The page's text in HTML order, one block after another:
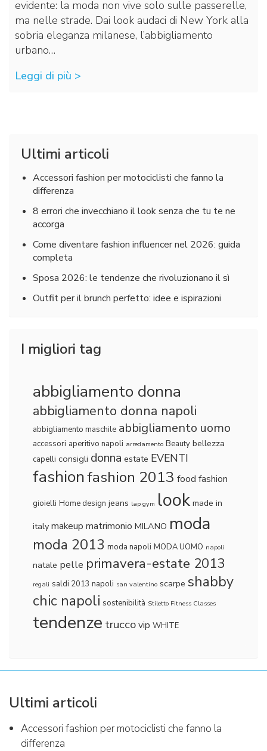
evidente: la moda non vive solo sulle passerelle,
ma nelle strade. Dai look audaci di New York alla
sobria eleganza milanese, l’abbigliamento
urbano…
Leggi di più >
Ultimi articoli
Accessori fashion per motociclisti che fanno la
differenza
8 errori che invecchiano il look senza che tu te ne
accorga
Come diventare fashion influencer nel 2026: guida
completa
Sposa 2026: le tendenze che rivoluzionano il sì
Outfit per il brunch perfetto: idee e ispirazioni
I migliori tag
abbigliamento donna
abbigliamento donna napoli
abbigliamento maschile abbigliamento uomo
accessori aperitivo napoli arredamento Beauty bellezza
capelli consigli donna estate EVENTI
fashionfashion 2013 food fashion
gioielli Home design jeans lap gym look made in
italy makeup matrimonio MILANO moda
moda 2013 moda napoli MODA UOMO napoli
natale pelle primavera-estate 2013
regali saldi 2013 napoli san valentino scarpe shabby
chic napoli sostenibilità Stiletto Fitness Classes
tendenze truccovip WHITE
Ultimi articoli
Accessori fashion per motociclisti che fanno la
differenza